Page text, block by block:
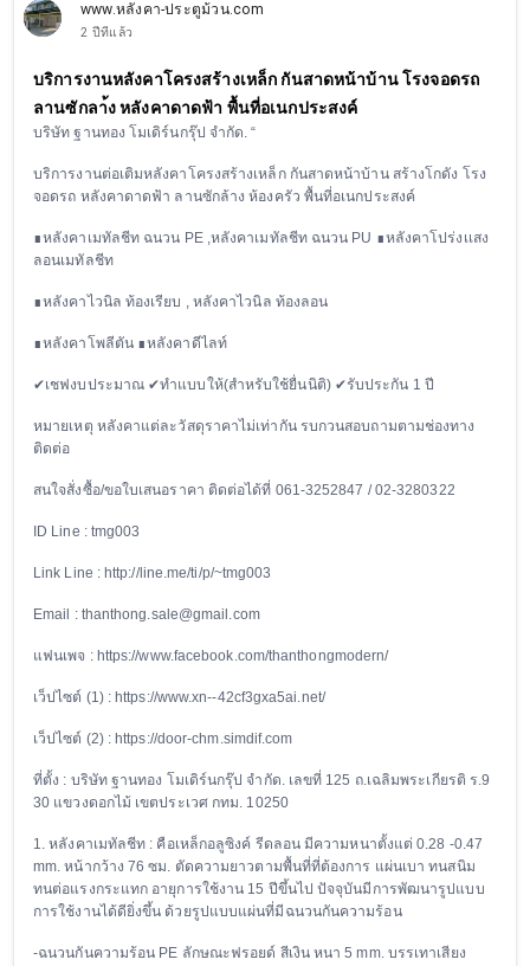
www.หลังคา-ประตูม้วน.com
2 ปีที่แล้ว
บริการงานหลังคาโครงสร้างเหล็ก กันสาดหน้าบ้าน โรงจอดรถ
ลานซักลา้ง หลังคาดาดฟ้า พื้นที่อเนกประสงค์
บริษัท ฐานทอง โมเดิร์นกรุ๊ป จำกัด. “
บริการงานต่อเติมหลังคาโครงสร้างเหล็ก กันสาดหน้าบ้าน สร้างโกดัง โรง
จอดรถ หลังคาดาดฟ้า ลานซักล้าง ห้องครัว พื้นที่อเนกประสงค์
∎หลังคาเมทัลชีท ฉนวน PE ,หลังคาเมทัลชีท ฉนวน PU ∎หลังคาโปร่งเเสง
ลอนเมทัลชีท
∎หลังคาไวนิล ท้องเรียบ , หลังคาไวนิล ท้องลอน
∎หลังคาโพลีตัน ∎หลังคาดีไลท์
✔เชฟงบประมาณ ✔ทำแบบให้(สำหรับใช้ยื่นนิติ) ✔รับประกัน 1 ปี
หมายเหตุ หลังคาแต่ละวัสดุราคาไม่เท่ากัน รบกวนสอบถามตามช่องทาง
ติดต่อ
สนใจสั่งซื้อ/ขอใบเสนอราคา ติดต่อได้ที่ 061-3252847 / 02-3280322
ID Line : tmg003
Link Line : http://line.me/ti/p/~tmg003
Email : thanthong.sale@gmail.com
แฟนเพจ : https://www.facebook.com/thanthongmodern/
เว็ปไซต์ (1) : https://www.xn--42cf3gxa5ai.net/
เว็ปไซต์ (2) : https://door-chm.simdif.com
ที่ตั้ง : บริษัท ฐานทอง โมเดิร์นกรุ๊ป จำกัด. เลขที่ 125 ถ.เฉลิมพระเกียรติ ร.9
30 แขวงดอกไม้ เขตประเวศ กทม. 10250
1. หลังคาเมทัลชีท : คือเหล็กอลูซิงค์ รีดลอน มีความหนาตั้งแต่ 0.28 -0.47
mm. หน้ากว้าง 76 ซม. ตัดความยาวตามพื้นที่ที่ต้องการ แผ่นเบา ทนสนิม
ทนต่อแรงกระแทก อายุการใช้งาน 15 ปีขึ้นไป ปัจจุบันมีการพัฒนารูปแบบ
การใช้งานได้ดียิ่งขึ้น ด้วยรูปแบบแผ่นที่มีฉนวนกันความร้อน
-ฉนวนกันความร้อน PE ลักษณะฟรอยด์ สีเงิน หนา 5 mm. บรรเทาเสียง